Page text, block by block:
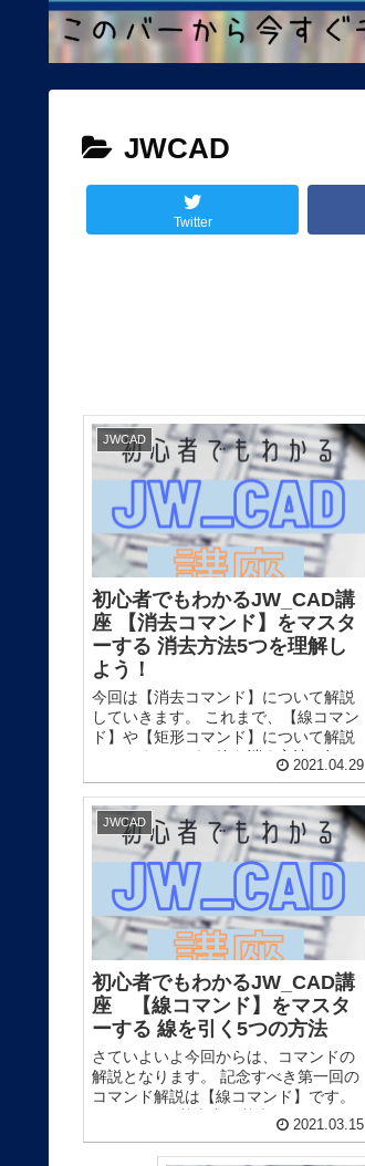
JWCAD
Twitter
JWCAD
初心者でもわかるJW_CAD講
座 【消去コマンド】をマスタ
ーする 消去方法5つを理解し
よう！
今回は【消去コマンド】について解説
していきます。 これまで、【線コマン
ド】や【矩形コマンド】について解説
してきましたが、線を消す方法を知ら
ないと図面は描けません。 しっかりと
理解していきましょう！ 【...
2021.04.29
JWCAD
初心者でもわかるJW_CAD講
座 【線コマンド】をマスタ
ーする 線を引く5つの方法
さていよいよ今回からは、コマンドの
解説となります。 記念すべき第一回の
コマンド解説は【線コマンド】です。
図面の基本中の基本です。 しっ
かりと理解しましょう。 【線コマン
2021.03.15